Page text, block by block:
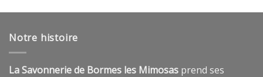
Notre histoire
La Savonnerie de Bormes les Mimosas prend ses